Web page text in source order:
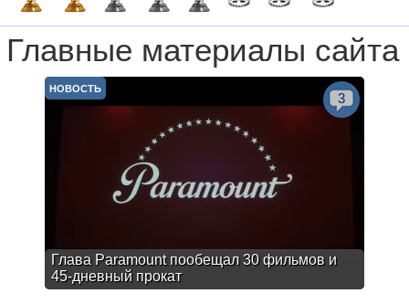
Главные материалы сайта
Глава Paramount пообещал 30 фильмов и
45-дневный прокат
НОВОСТЬ
3